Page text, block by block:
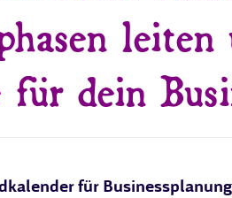
dein
für Businessplanung